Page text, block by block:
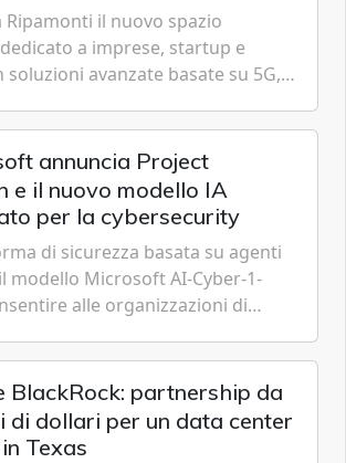
Ripamonti il nuovo spazio
a imprese, startup e
soluzioni avanzate basate su 5G,
annuncia Project
e il nuovo modello IA
per la cybersecurity
di sicurezza basata su agenti
modello Microsoft AI-Cyber-1-
alle organizzazioni di
del rischio.
BlackRock: partnership da
di dollari per un data center
Texas